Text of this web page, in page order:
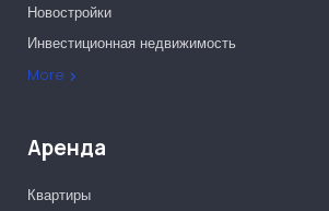
More
Новостройки
Инвестиционная недвижимость
Офисы
Аренда
Квартиры